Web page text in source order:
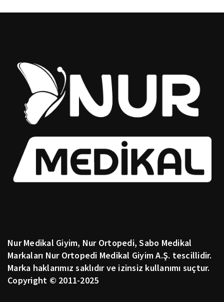
Nur Medikal Giyim, Nur Ortopedi, Sabo Medikal
Markaları Nur Ortopedi Medikal Giyim A.Ş. tescillidir.
Marka haklarımız saklıdır ve izinsiz kullanımı suçtur.
Copyright © 2011-2025